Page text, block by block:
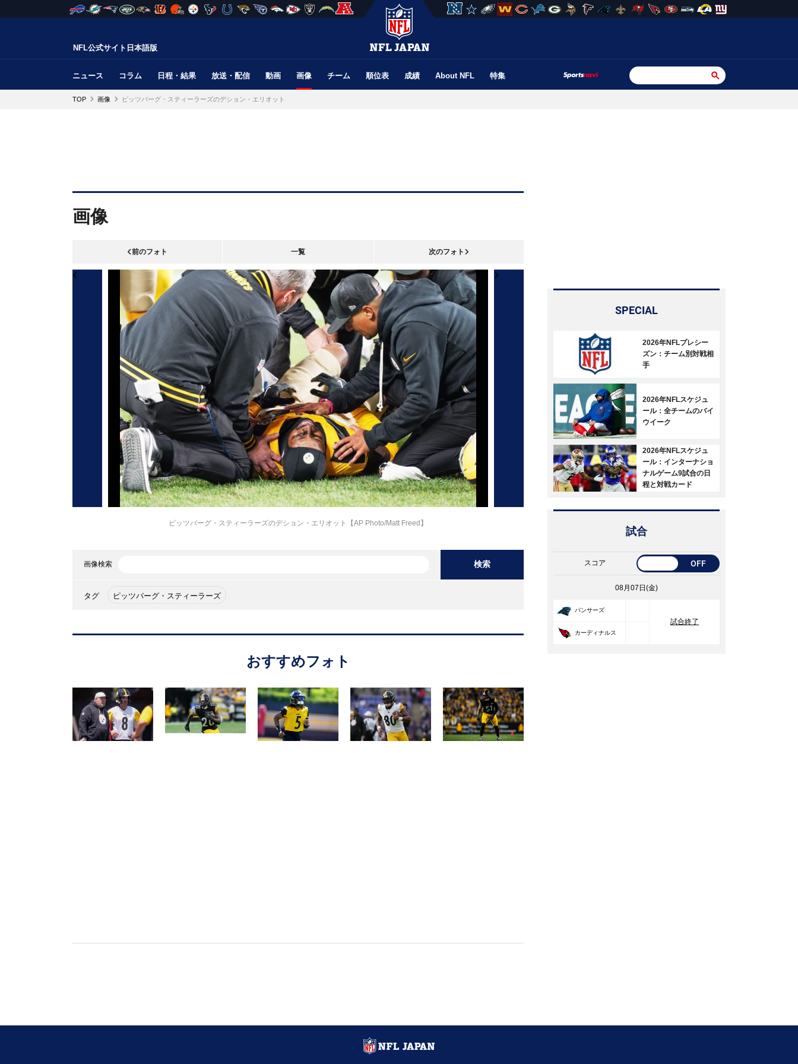
NFL公式サイト日本語版
ニュース コラム 日程・結果 放送・配信 動画 画像 チーム 順位表 成績 About NFL 特集
TOP 画像 ピッツバーグ・スティーラーズのデション・エリオット
画像
前のフォト 一覧 次のフォト
ピッツバーグ・スティーラーズのデション・エリオット【AP Photo/Matt Freed】
画像検索 検索
タグ ピッツバーグ・スティーラーズ
おすすめフォト
SPECIAL
2026年NFLプレシー
ズン：チーム別対戦相
手
2026年NFLスケジュ
ール：全チームのバイ
ウイーク
2026年NFLスケジュ
ール：インターナショ
ナルゲーム9試合の日
程と対戦カード
試合
スコア OFF
08月07日(金)
パンサーズ
試合終了
カーディナルス